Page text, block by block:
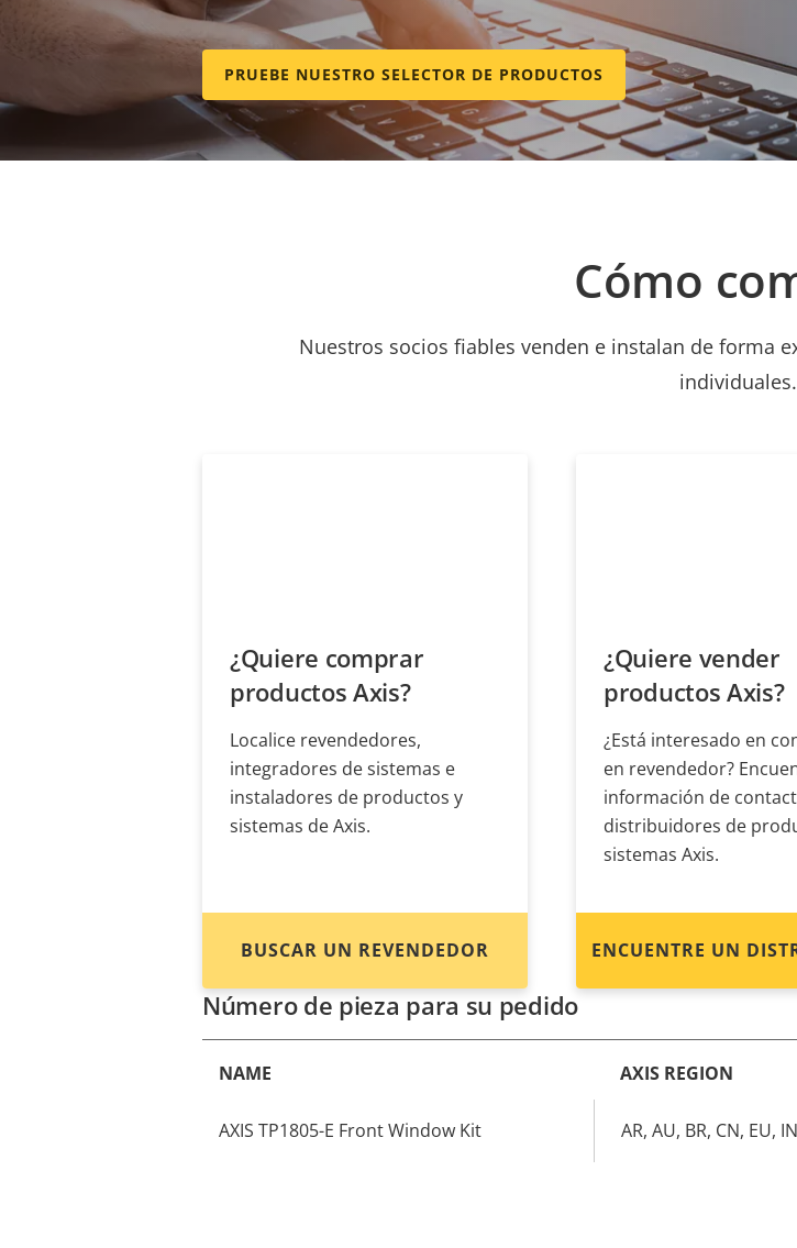
PRUEBE NUESTRO SELECTOR DE PRODUCTOS
Cómo
Nuestros socios fiables venden e instalan de forma
individuales.
¿Quiere comprar
productos Axis?
Localice revendedores,
integradores de sistemas e
instaladores de productos y
sistemas de Axis.
BUSCAR UN REVENDEDOR
¿Quiere vender
productos Axis?
¿Está interesado en
en revendedor?
información de
distribuidores de
sistemas Axis.
ENCUENTRE UN
Número de pieza para su pedido
NAME AXIS REGION
AXIS TP1805-E Front Window Kit AR, AU, BR, CN, EU,